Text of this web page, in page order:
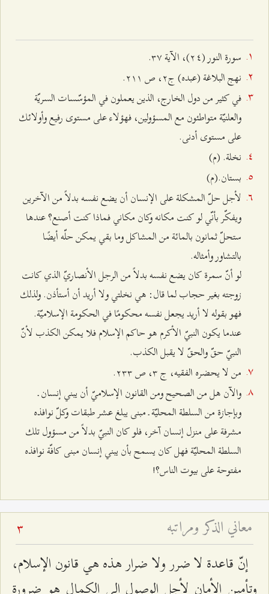
سورة النور (٢٤)، الآية ٣۷.
نهج البلاغة (عبده) ج٢، ص ٢۱۱.
في كثير من دول الخارج، الذين يعملون في المؤسّسات السريّة
والعلنيّة متواطئون مع المسؤولين، فهؤلاء على مستوى رفيع وأولائك
على مستوى أدنى.
نخلة. (م)
بستان.(م)
لأجل حلّ المشكلة على الإنسان أن يضع نفسه بدلاً من الآخرين
ويفكّر بأنّي لو كنت مكانه وكان مكاني فماذا كنت أصنع؟ عندها
ستحلّ ثمانون بالمائة من المشاكل وما بقي يمكن حلّه أيضًا
بالتشاور وأمثاله.
لو أنّ سمرة كان يضع نفسه بدلاً من الرجل الأنصاريّ الذي كانت
زوجته بغير حجاب لما قال: هي نخلتي ولا أريد أن أستأذن. ولذلك
فهو بقوله لا أريد يجعل نفسه محكومًا في الحكومة الإسلاميّة.
عندما يكون النبيّ الأكرم هو حاكم الإسلام فلا يمكن الكذب لأنّ
النبيّ حقّ والحقّ لا يقبل الكذب.
من لا يحضره الفقيه، ج ٣، ص ٢٣٣.
والآن هل من الصحيح ومن القانون الإسلاميّ أن يبني إنسان ـ
وبإجازة من السلطة المحليّة ـ مبنى يبلغ عشر طبقات وكلّ نوافذه
مشرفة على منزل إنسان آخر، فلو كان النبيّ بدلاً من مسؤول تلك
السلطة المحليّة فهل كان يسمح بأن يبني إنسان مبنى كافّة نوافذه
مفتوحة على بيوت الناس؟!
معاني الذكر ومراتبه 3
إنّ قاعدة لا ضرر ولا ضرار هذه هي قانون الإسلام،
وتأمين الأمان لأجل الوصول إلى الكمال هو ضرورة